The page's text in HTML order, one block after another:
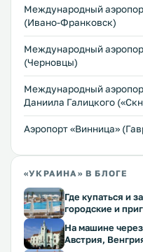
Международный
(Ивано-Франковск)
Международный
(Черновцы)
Междунарoдный
Даниила Галицкого
Аэропорт «Винница»
«УКРАИНА» В БЛОГЕ
Где купаться и
городские и
На машине
Австрия,